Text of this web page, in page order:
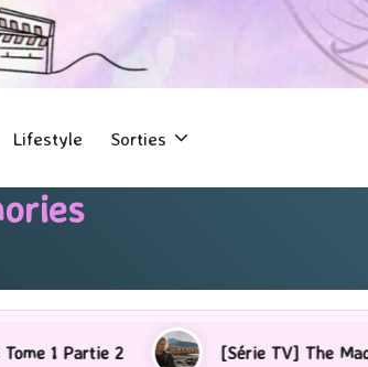
Lifestyle Sorties
[Série TV] The Madison : J’ai adoré !